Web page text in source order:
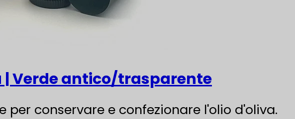
| Verde antico/trasparente
conservare e confezionare l'olio d'oliva.